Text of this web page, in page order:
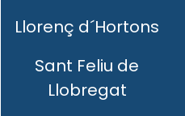
Llorenç d´Hortons
Sant Feliu de
Llobregat